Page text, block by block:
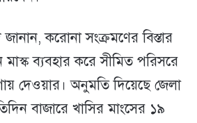
করােনা সংক্রমণের বিস্তার
মাস্ক ব্যবহার করে সীমিত পরিসরে
দেওয়ার। অনুমতি দিয়েছে জেলা
বাজারে খাসির মাংসের ১৯